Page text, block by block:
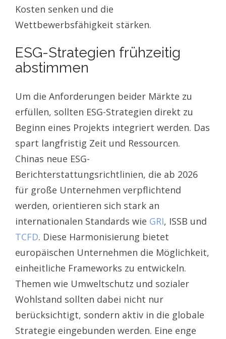
Kosten senken und die
Wettbewerbsfähigkeit stärken.
ESG-Strategien frühzeitig
abstimmen
Um die Anforderungen beider Märkte zu
erfüllen, sollten ESG-Strategien direkt zu
Beginn eines Projekts integriert werden. Das
spart langfristig Zeit und Ressourcen.
Chinas neue ESG-
Berichterstattungsrichtlinien, die ab 2026
für große Unternehmen verpflichtend
werden, orientieren sich stark an
internationalen Standards wie GRI, ISSB und
TCFD. Diese Harmonisierung bietet
europäischen Unternehmen die Möglichkeit,
einheitliche Frameworks zu entwickeln.
Themen wie Umweltschutz und sozialer
Wohlstand sollten dabei nicht nur
berücksichtigt, sondern aktiv in die globale
Strategie eingebunden werden. Eine enge